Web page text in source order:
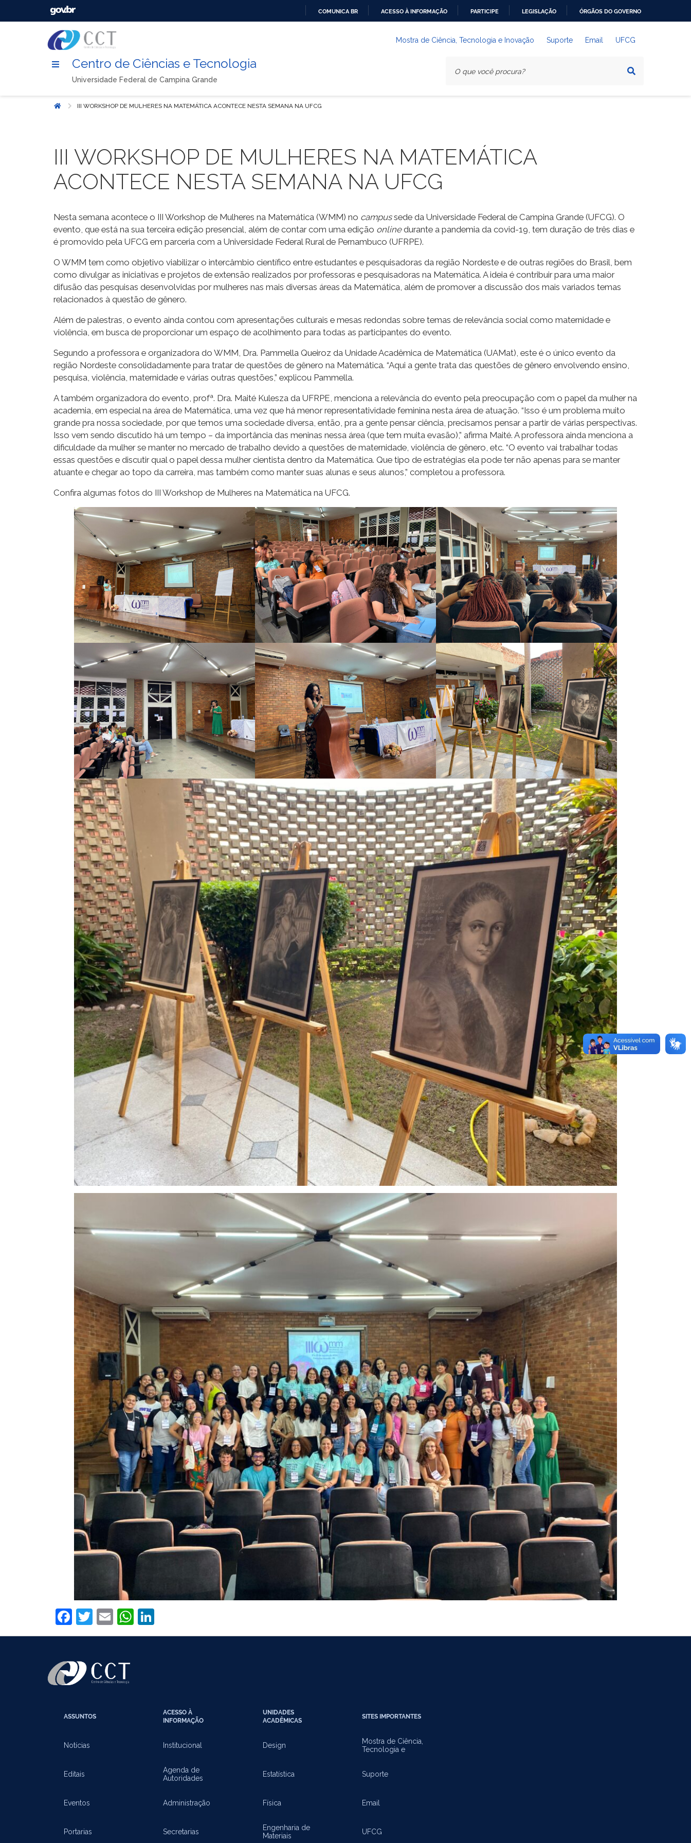
COMUNICA BR ACESSO À INFORMAÇÃO PARTICIPE LEGISLAÇÃO ÓRGÃOS DO GOVERNO
Mostra de Ciência, Tecnologia e Inovação Suporte Email UFCG
Centro de Ciências e Tecnologia
Universidade Federal de Campina Grande
Início III WORKSHOP DE MULHERES NA MATEMÁTICA ACONTECE NESTA SEMANA NA UFCG
III WORKSHOP DE MULHERES NA MATEMÁTICA
ACONTECE NESTA SEMANA NA UFCG
Nesta semana acontece o III Workshop de Mulheres na Matemática (WMM) no campussede da Universidade Federal de Campina Grande (UFCG). O
evento, que está na sua terceira edição presencial, além de contar com uma edição onlinedurante a pandemia da covid-19, tem duração de três dias e
é promovido pela UFCG em parceria com a Universidade Federal Rural de Pernambuco (UFRPE).
O WMM tem como objetivo viabilizar o intercâmbio científico entre estudantes e pesquisadoras da região Nordeste e de outras regiões do Brasil, bem
como divulgar as iniciativas e projetos de extensão realizados por professoras e pesquisadoras na Matemática. A ideia é contribuir para uma maior
difusão das pesquisas desenvolvidas por mulheres nas mais diversas áreas da Matemática, além de promover a discussão dos mais variados temas
relacionados à questão de gênero.
Além de palestras, o evento ainda contou com apresentações culturais e mesas redondas sobre temas de relevância social como maternidade e
violência, em busca de proporcionar um espaço de acolhimento para todas as participantes do evento.
Segundo a professora e organizadora do WMM, Dra. Pammella Queiroz da Unidade Acadêmica de Matemática (UAMat), este é o único evento da
região Nordeste consolidadamente para tratar de questões de gênero na Matemática. “Aqui a gente trata das questões de gênero envolvendo ensino,
pesquisa, violência, maternidade e várias outras questões,” explicou Pammella.
A também organizadora do evento, profª. Dra. Maité Kulesza da UFRPE, menciona a relevância do evento pela preocupação com o papel da mulher na
academia, em especial na área de Matemática, uma vez que há menor representatividade feminina nesta área de atuação. “Isso é um problema muito
grande pra nossa sociedade, por que temos uma sociedade diversa, então, pra a gente pensar ciência, precisamos pensar a partir de várias perspectivas.
Isso vem sendo discutido há um tempo – da importância das meninas nessa área (que tem muita evasão),” afirma Maité. A professora ainda menciona a
dificuldade da mulher se manter no mercado de trabalho devido a questões de maternidade, violência de gênero, etc. “O evento vai trabalhar todas
essas questões e discutir qual o papel dessa mulher cientista dentro da Matemática. Que tipo de estratégias ela pode ter não apenas para se manter
atuante e chegar ao topo da carreira, mas também como manter suas alunas e seus alunos,” completou a professora.
Confira algumas fotos do III Workshop de Mulheres na Matemática na UFCG.
Facebook
Twitter
EmailWhatsApp
ASSUNTOS
Notícias
Editais
Eventos
Portarias
ACESSO À
INFORMAÇÃO
Institucional
Agenda de
Autoridades
Administração
Secretarias
UNIDADES
ACADÊMICAS
Design
Estatística
Física
Engenharia de
Materiais
SITES IMPORTANTES
Mostra de Ciência,
Tecnologia e
Suporte
Email
UFCG